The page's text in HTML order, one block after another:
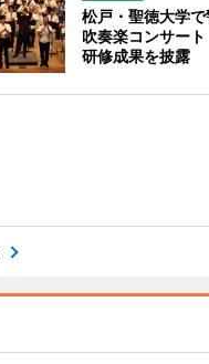
松戸・聖徳大学
吹奏楽コンサー
研修成果を披露